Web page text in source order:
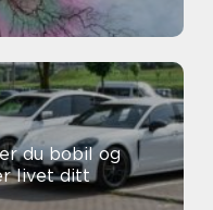
livet ditt